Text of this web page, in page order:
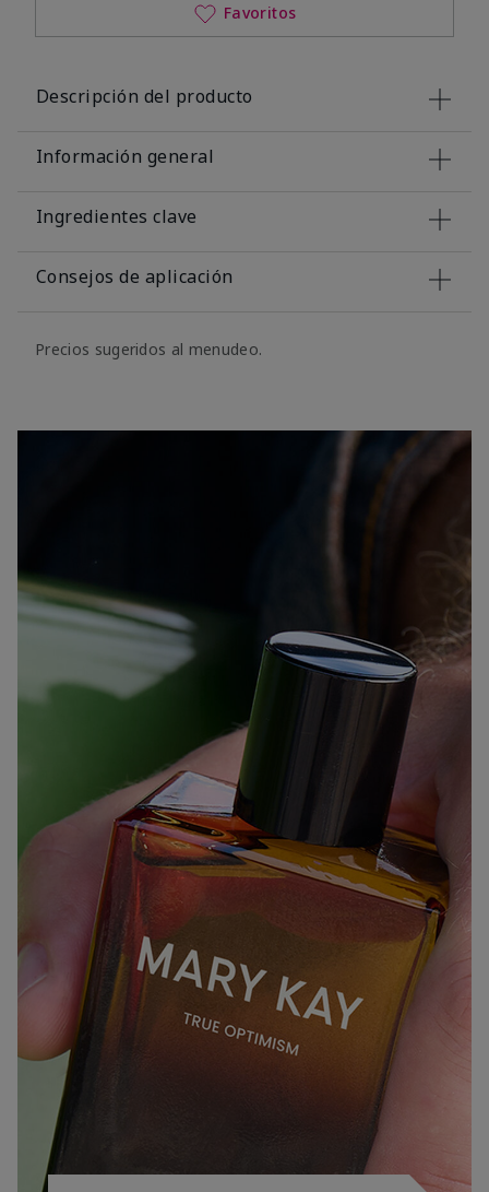
Favoritos
Descripción del producto
Información general
Ingredientes clave
Consejos de aplicación
Precios sugeridos al menudeo.